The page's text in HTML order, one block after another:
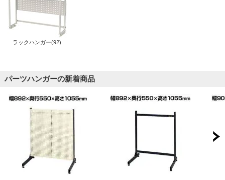
ラックハンガー(92)
パーツハンガーの新着商品